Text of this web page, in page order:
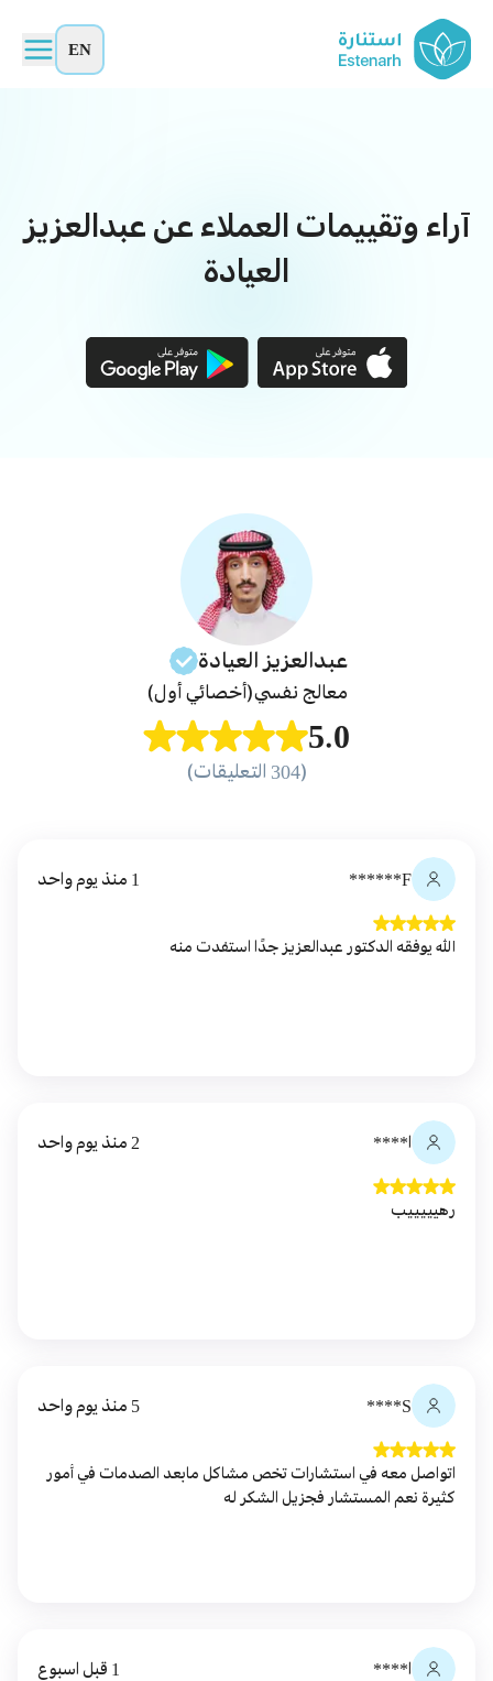
EN
آراء وتقييمات العملاء عن عبدالعزيز
العيادة
عبدالعزيز العيادة
معالج نفسي(أخصائي أول)
5.0
(304 التعليقات)
F****** 1 منذ يوم واحد
الله يوفقه الدكتور عبدالعزيز جدًا استفدت منه
ا**** 2 منذ يوم واحد
رهيييييب
S**** 5 منذ يوم واحد
اتواصل معه في استشارات تخص مشاكل مابعد الصدمات في أمور
كثيرة نعم المستشار فجزيل الشكر له
ا**** 1 قبل اسبوع